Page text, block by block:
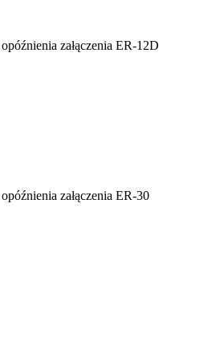
załączenia ER-12D
załączenia ER-30